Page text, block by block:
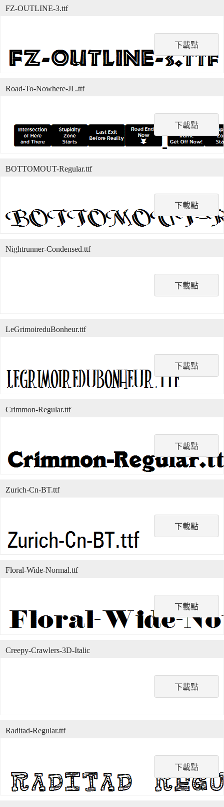
下載點
FZ-OUTLINE-3.ttf
下載點
Road-To-Nowhere-JL.ttf
下載點
BOTTOMOUT-Regular.ttf
下載點
Nightrunner-Condensed.ttf
下載點
LeGrimoireduBonheur.ttf
下載點
Crimmon-Regular.ttf
下載點
Zurich-Cn-BT.ttf
下載點
Floral-Wide-Normal.ttf
下載點
Creepy-Crawlers-3D-Italic
下載點
Raditad-Regular.ttf